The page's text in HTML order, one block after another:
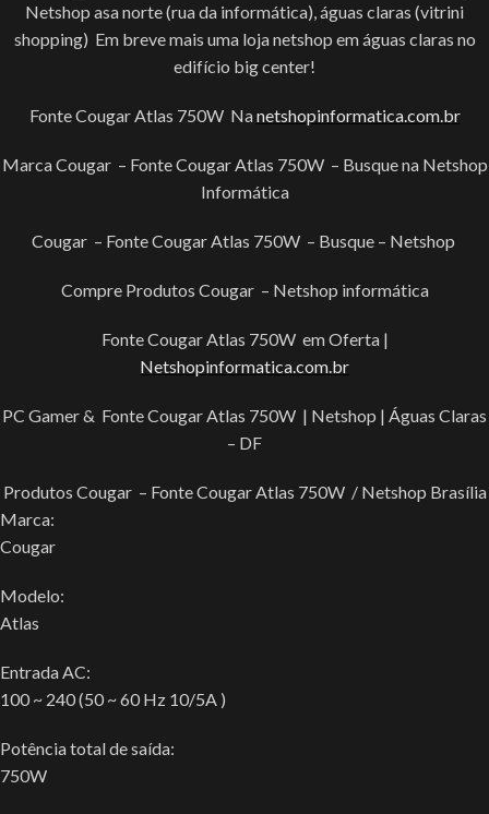
Netshop asa norte (rua da informática), águas claras (vitrini
shopping) Em breve mais uma loja netshop em águas claras no
edifício big center!
Fonte Cougar Atlas 750W Nanetshopinformatica.com.br
Marca Cougar – Fonte Cougar Atlas 750W – Busque na Netshop
Informática
Cougar – Fonte Cougar Atlas 750W – Busque – Netshop
Compre Produtos Cougar – Netshop informática
Fonte Cougar Atlas 750W em Oferta |
Netshopinformatica.com.br
PC Gamer & Fonte Cougar Atlas 750W | Netshop | Águas Claras
– DF
Produtos Cougar – Fonte Cougar Atlas 750W / Netshop Brasília
Marca:
Cougar
Modelo:
Atlas
Entrada AC:
100 ~ 240 (50 ~ 60 Hz 10/5A )
Potência total de saída:
750W